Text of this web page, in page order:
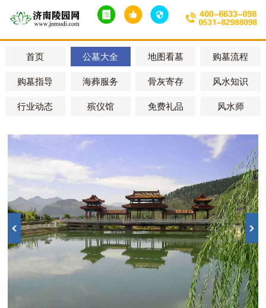
首页 公墓大全 地图看墓 购墓流程
购墓指导 海葬服务 骨灰寄存 风水知识
行业动态 殡仪馆 免费礼品 风水师